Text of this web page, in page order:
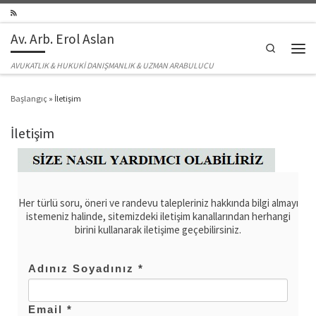
Av. Arb. Erol Aslan
AVUKATLIK & HUKUKİ DANIŞMANLIK & UZMAN ARABULUCU
Search
Başlangıç » İletişim
İletişim
Her türlü soru, öneri ve randevu talepleriniz hakkında bilgi almayı
istemeniz halinde, sitemizdeki iletişim kanallarından herhangi
birini kullanarak iletişime geçebilirsiniz.
Adınız Soyadınız *
Email *